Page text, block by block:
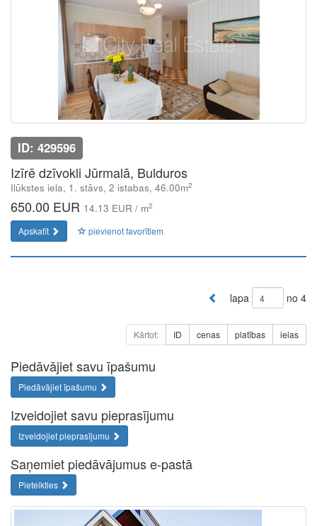
ID: 429596
Izīrē dzīvokli Jūrmalā, Bulduros
Ilūkstes iela, 1. stāvs, 2 istabas, 46.00m2
650.00 EUR 14.13 EUR / m2
Apskatīt pievienot favorītiem
lapa no 4
Kārtot: ID cenas platības ielas
Piedāvājiet savu īpašumu
Piedāvājiet īpašumu
Izveidojiet savu pieprasījumu
Izveidojiet pieprasījumu
Saņemiet piedāvājumus e-pastā
Pieteikties